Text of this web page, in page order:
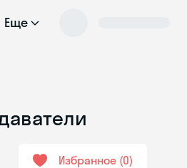
Еще
Избранное 0